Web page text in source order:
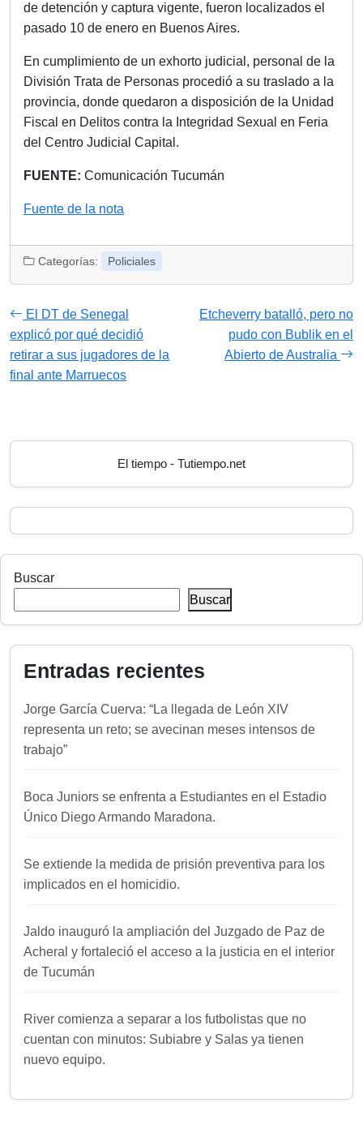
de detención y captura vigente, fueron localizados el
pasado 10 de enero en Buenos Aires.
En cumplimiento de un exhorto judicial, personal de la
División Trata de Personas procedió a su traslado a la
provincia, donde quedaron a disposición de la Unidad
Fiscal en Delitos contra la Integridad Sexual en Feria
del Centro Judicial Capital.
FUENTE: Comunicación Tucumán
Fuente de la nota
Categorías: Policiales
El DT de Senegal
explicó por qué decidió
retirar a sus jugadores de la
final ante Marruecos
Etcheverry batalló, pero no
pudo con Bublik en el
Abierto de Australia
El tiempo - Tutiempo.net
Buscar
Buscar
Entradas recientes
Jorge García Cuerva: “La llegada de León XIV
representa un reto; se avecinan meses intensos de
trabajo”
Boca Juniors se enfrenta a Estudiantes en el Estadio
Único Diego Armando Maradona.
Se extiende la medida de prisión preventiva para los
implicados en el homicidio.
Jaldo inauguró la ampliación del Juzgado de Paz de
Acheral y fortaleció el acceso a la justicia en el interior
de Tucumán
River comienza a separar a los futbolistas que no
cuentan con minutos: Subiabre y Salas ya tienen
nuevo equipo.